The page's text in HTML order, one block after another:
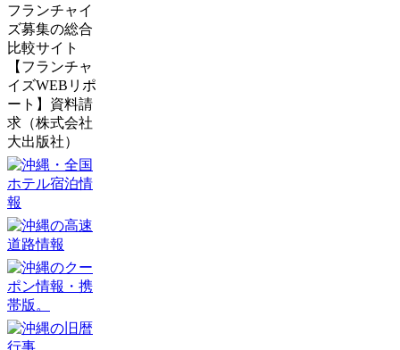
フランチャイ
ズ募集の総合
比較サイト
【フランチャ
イズWEBリポ
ート】資料請
求（株式会社
大出版社）